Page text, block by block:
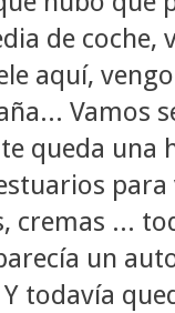
de
aquí,
Vamos
queda una
cremas ...
un
todavía